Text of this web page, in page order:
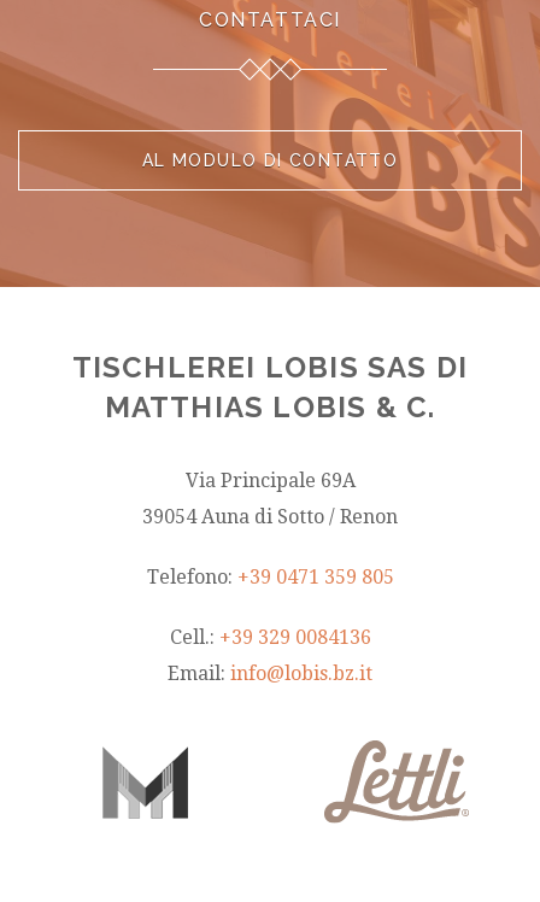
CONTATTACI
AL MODULO DI CONTATTO
TISCHLEREI LOBIS SAS DI
MATTHIAS LOBIS & C.
Via Principale 69A
39054 Auna di Sotto / Renon
Telefono: +39 0471 359 805
Cell.: +39 329 0084136
Email: info@lobis.bz.it